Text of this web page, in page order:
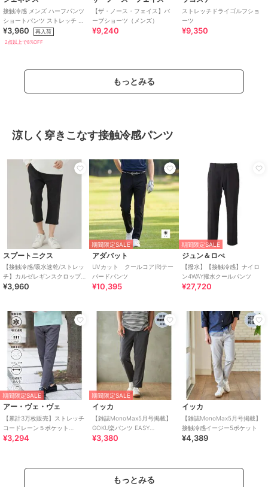
接触冷感 メンズ ハーフパンツ
ショートパンツ ストレッチ 涼
しい 冷感 吸水速乾 無地 ドラ
イ
¥3,960 再入荷
2点以上で8%OFF
【ザ・ノース・フェイス】バ
ーブショーツ（メンズ）
¥9,240
ストレッチドライゴルフショ
ーツ
¥9,350
もっとみる
涼しく穿きこなす接触冷感パンツ
スプートニクス
【接触冷感/吸水速乾/ストレッ
チ】カルゼレギンスクロップ
ドパンツ
¥3,960
期間限定SALE
アダバット
UVカット クールコア(R)テー
パードパンツ
¥10,395
期間限定SALE
ジュン＆ロぺ
【撥水】【接触冷感】ナイロ
ン4WAY撥水クールパンツ
¥27,720
期間限定SALE
アー・ヴェ・ヴェ
【累計3万枚販売】ストレッチ
コードレーン５ポケット
SOUKAIベーシックアンクルパ
¥3,294
期間限定SALE
イッカ
【雑誌MonoMax5月号掲載】
GOKU楽パンツ EASY
STRETCH 冷感アンクル【接触
¥3,380
イッカ
【雑誌MonoMax5月号掲載】
接触冷感イージー5ポケット
¥4,389
もっとみる